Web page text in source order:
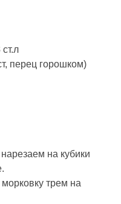
перец горошком)
на кубики
трем на